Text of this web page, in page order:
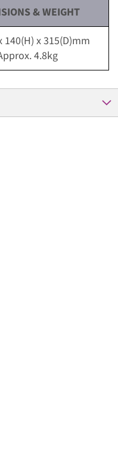
& WEIGHT
140(H) x 315(D)mm
4.8kg